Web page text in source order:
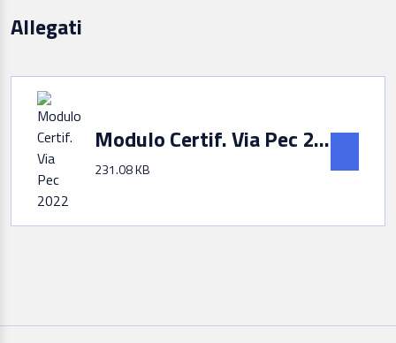
Allegati
Modulo Certif. Via Pec 2022
231.08 KB